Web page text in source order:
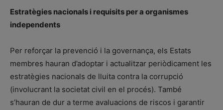
Estratègies nacionals i requisits per a organismes
independents
Per reforçar la prevenció i la governança, els Estats
membres hauran d’adoptar i actualitzar periòdicament les
estratègies nacionals de lluita contra la corrupció
(involucrant la societat civil en el procés). També
s’hauran de dur a terme avaluacions de riscos i garantir